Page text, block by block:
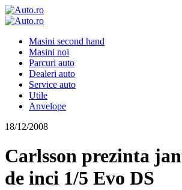
Masini second hand
Masini noi
Parcuri auto
Dealeri auto
Service auto
Utile
Anvelope
18/12/2008
Carlsson prezinta
de inci 1/5 Evo DS